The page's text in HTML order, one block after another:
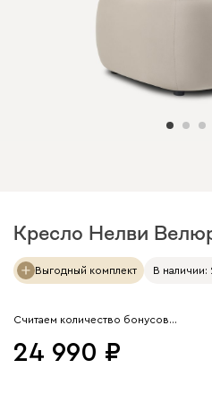
Кресло Нелви
Арт. 283063
Выгодный комплект В наличии:
Считаем количество бонусов…
24 990